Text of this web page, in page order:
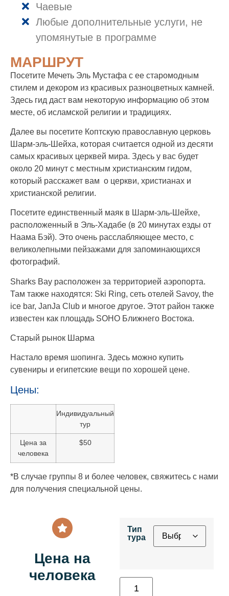
Чаевые
Любые дополнительные услуги, не
упомянутые в программе
МАРШРУТ
Посетите Мечеть Эль Мустафа с ее старомодным
стилем и декором из красивых разноцветных камней.
Здесь гид даст вам некоторую информацию об этом
месте, об исламской религии и традициях.
Далее вы посетите Коптскую православную церковь
Шарм-эль-Шейха, которая считается одной из десяти
самых красивых церквей мира. Здесь у вас будет
около 20 минут с местным христианским гидом,
который расскажет вам о церкви, христианах и
христианской религии.
Посетите единственный маяк в Шарм-эль-Шейхе,
расположенный в Эль-Хадабе (в 20 минутах езды от
Наама Бэй). Это очень расслабляющее место, с
великолепными пейзажами для запоминающихся
фотографий.
Sharks Bay расположен за территорией аэропорта.
Там также находятся: Ski Ring, сеть отелей Savoy, the
ice bar, JanJa Club и многое другое. Этот район также
известен как площадь SOHO Ближнего Востока.
Старый рынок Шарма
Настало время шопинга. Здесь можно купить
сувениры и египетские вещи по хорошей цене.
Цены:
Индивидуальный
тур
Цена за
человека
$50
*В случае группы 8 и более человек, свяжитесь с нами
для получения специальной цены.
Цена на
человека
Тип
тура